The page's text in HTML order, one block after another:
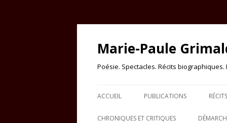
Marie-Paule
Poésie. Spectacles. Récits
ACCUEIL PUBLICATIONS
CHRONIQUES ET CRITIQUES